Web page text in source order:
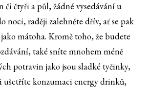
čtyři a půl, žádné vysedávání u
noci, raději zalehněte dřív, ať se pak
mátoha. Kromě toho, že budete
také sníte mnohem méně
potravin jako jsou sladké tyčinky,
ušetříte konzumaci energy drinků,